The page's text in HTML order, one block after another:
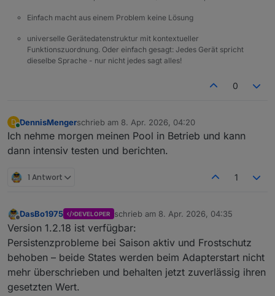
Einfach macht aus einem Problem keine Lösung
universelle Gerätedatenstruktur mit kontextueller
Funktionszuordnung. Oder einfach gesagt: Jedes Gerät spricht
dieselbe Sprache - nur nicht jedes sagt alles!
0
D
Online
DennisMengerschrieb am 8. Apr. 2026, 04:20
zuletzt editiert von
Ich nehme morgen meinen Pool in Betrieb und kann
dann intensiv testen und berichten.
1 Antwort 1
Offline
DasBo1975 DEVELOPER schrieb am 8. Apr. 2026, 04:35
zuletzt editiert von
Version 1.2.18 ist verfügbar:
Persistenzprobleme bei Saison aktiv und Frostschutz
behoben – beide States werden beim Adapterstart nicht
mehr überschrieben und behalten jetzt zuverlässig ihren
gesetzten Wert.